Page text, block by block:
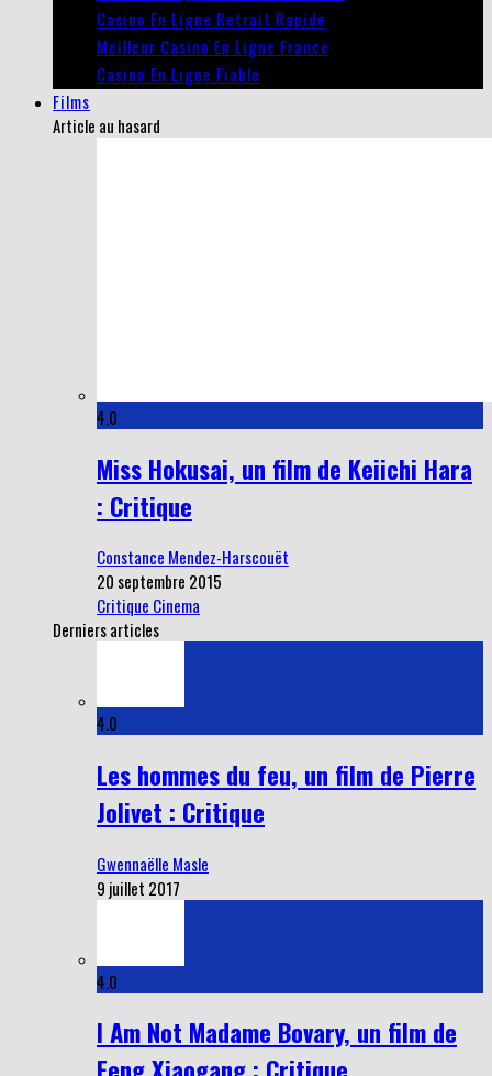
Casino En Ligne Retrait Rapide
Meilleur Casino En Ligne France
Casino En Ligne Fiable
Films
Article au hasard
4.0
Miss Hokusai, un film de Keiichi Hara
: Critique
Constance Mendez-Harscouët
20 septembre 2015
Critique Cinema
Derniers articles
4.0
Les hommes du feu, un film de Pierre
Jolivet : Critique
Gwennaëlle Masle
9 juillet 2017
4.0
I Am Not Madame Bovary, un film de